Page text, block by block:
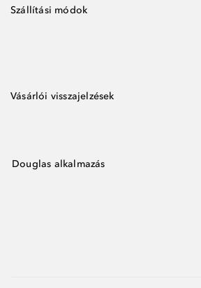
Szállítási módok
Vásárlói visszajelzések
Douglas alkalmazás